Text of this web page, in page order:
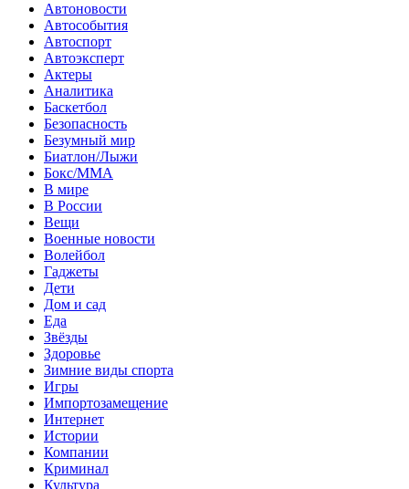
Автоновости
Автособытия
Автоспорт
Автоэксперт
Актеры
Аналитика
Баскетбол
Безопасность
Безумный мир
Биатлон/Лыжи
Бокс/MMA
В мире
В России
Вещи
Военные новости
Волейбол
Гаджеты
Дети
Дом и сад
Еда
Звёзды
Здоровье
Зимние виды спорта
Игры
Импортозамещение
Интернет
Истории
Компании
Криминал
Культура